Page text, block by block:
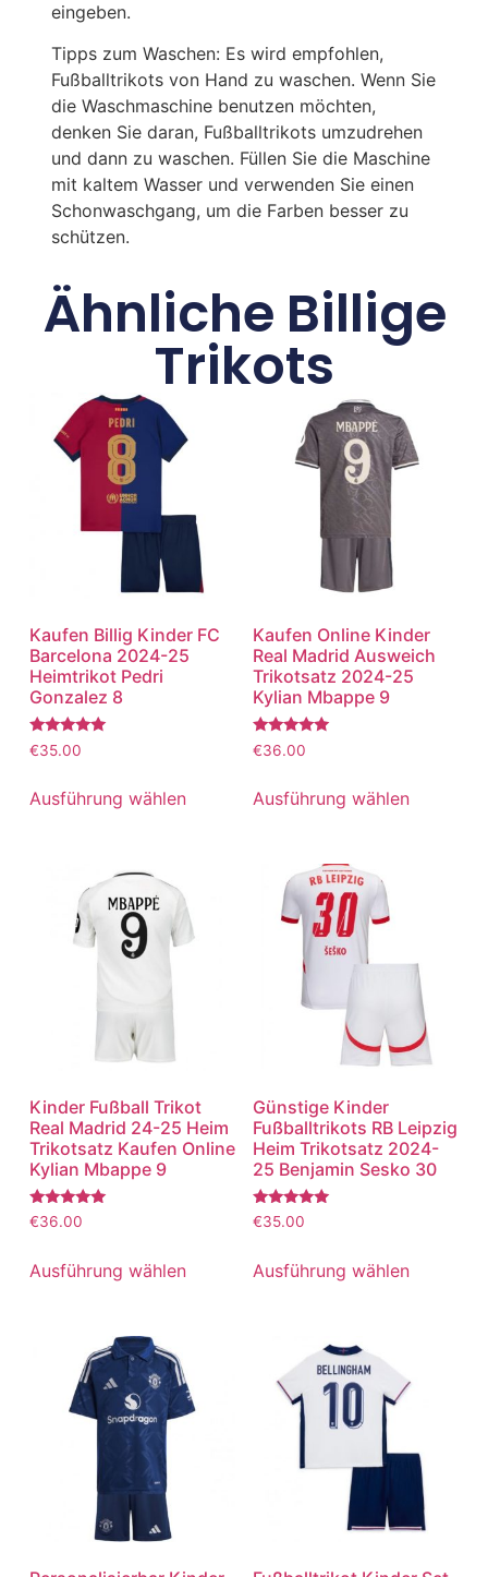
eingeben.
Tipps zum Waschen: Es wird empfohlen,
Fußballtrikots von Hand zu waschen. Wenn Sie
die Waschmaschine benutzen möchten,
denken Sie daran, Fußballtrikots umzudrehen
und dann zu waschen. Füllen Sie die Maschine
mit kaltem Wasser und verwenden Sie einen
Schonwaschgang, um die Farben besser zu
schützen.
Ähnliche Billige
Trikots
Kaufen Billig Kinder FC
Barcelona 2024-25
Heimtrikot Pedri
Gonzalez 8
Bewertet
mit
von 5
€35.00
Ausführung wählen
Kaufen Online Kinder
Real Madrid Ausweich
Trikotsatz 2024-25
Kylian Mbappe 9
Bewertet
mit
von 5
€36.00
Ausführung wählen
Kinder Fußball Trikot
Real Madrid 24-25 Heim
Trikotsatz Kaufen Online
Kylian Mbappe 9
Bewertet
mit
von 5
€36.00
Ausführung wählen
Günstige Kinder
Fußballtrikots RB Leipzig
Heim Trikotsatz 2024-
25 Benjamin Sesko 30
Bewertet
mit
von 5
€35.00
Ausführung wählen